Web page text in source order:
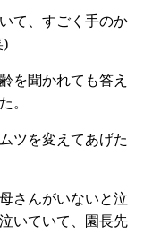
て、すごく手のか
)
を聞かれても答え
。
ツを変えてあげた
さんがいないと泣
いていて、園長先